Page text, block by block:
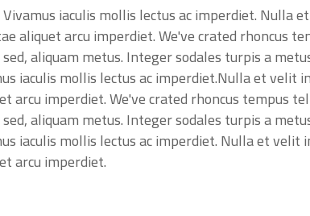
iaculis mollis lectus ac imperdiet. Nulla
aliquet arcu imperdiet. We've crated rhoncus
aliquam metus. Integer sodales turpis a
iaculis mollis lectus ac imperdiet.Nulla et velit
arcu imperdiet. We've crated rhoncus tempus
aliquam metus. Integer sodales turpis a
iaculis mollis lectus ac imperdiet. Nulla et
arcu imperdiet.